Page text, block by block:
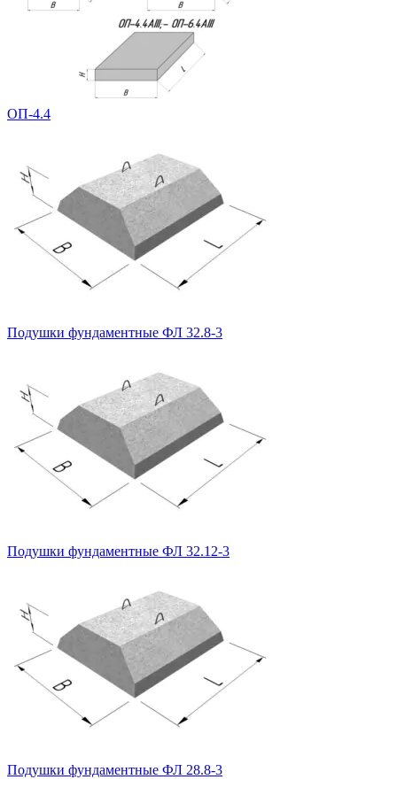
ОП-4.4
Подушки фундаментные ФЛ 32.8-3
Подушки фундаментные ФЛ 32.12-3
Подушки фундаментные ФЛ 28.8-3